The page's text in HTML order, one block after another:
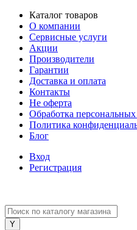
Каталог товаров
О компании
Сервисные услуги
Акции
Производители
Гарантии
Доставка и оплата
Контакты
Не оферта
Обработка
Политика
Блог
Вход
Регистрация